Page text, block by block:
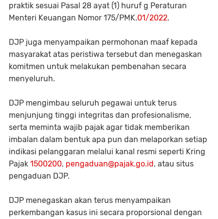
praktik sesuai Pasal 28 ayat (1) huruf g Peraturan
Menteri Keuangan Nomor 175/PMK.01/2022.
DJP juga menyampaikan permohonan maaf kepada
masyarakat atas peristiwa tersebut dan menegaskan
komitmen untuk melakukan pembenahan secara
menyeluruh.
DJP mengimbau seluruh pegawai untuk terus
menjunjung tinggi integritas dan profesionalisme,
serta meminta wajib pajak agar tidak memberikan
imbalan dalam bentuk apa pun dan melaporkan setiap
indikasi pelanggaran melalui kanal resmi seperti Kring
Pajak 1500200, pengaduan@pajak.go.id, atau situs
pengaduan DJP.
DJP menegaskan akan terus menyampaikan
perkembangan kasus ini secara proporsional dengan